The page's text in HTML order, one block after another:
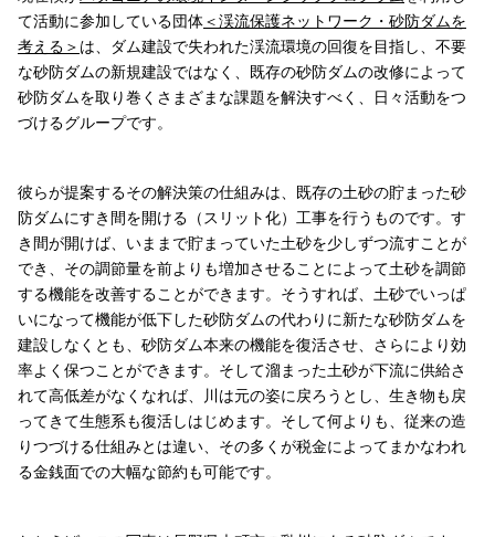
て活動に参加している団体＜渓流保護ネットワーク・砂防ダムを
考える＞ は、ダム建設で失われた渓流環境の回復を目指し、不要
な砂防ダムの新規建設ではなく、既存の砂防ダムの改修によって
砂防ダムを取り巻くさまざまな課題を解決すべく、日々活動をつ
づけるグループです。
彼らが提案するその解決策の仕組みは、既存の土砂の貯まった砂
防ダムにすき間を開ける（スリット化）工事を行うものです。す
き間が開けば、いままで貯まっていた土砂を少しずつ流すことが
でき、その調節量を前よりも増加させることによって土砂を調節
する機能を改善することができます。そうすれば、土砂でいっぱ
いになって機能が低下した砂防ダムの代わりに新たな砂防ダムを
建設しなくとも、砂防ダム本来の機能を復活させ、さらにより効
率よく保つことができます。そして溜まった土砂が下流に供給さ
れて高低差がなくなれば、川は元の姿に戻ろうとし、生き物も戻
ってきて生態系も復活しはじめます。そして何よりも、従来の造
りつづける仕組みとは違い、その多くが税金によってまかなわれ
る金銭面での大幅な節約も可能です。